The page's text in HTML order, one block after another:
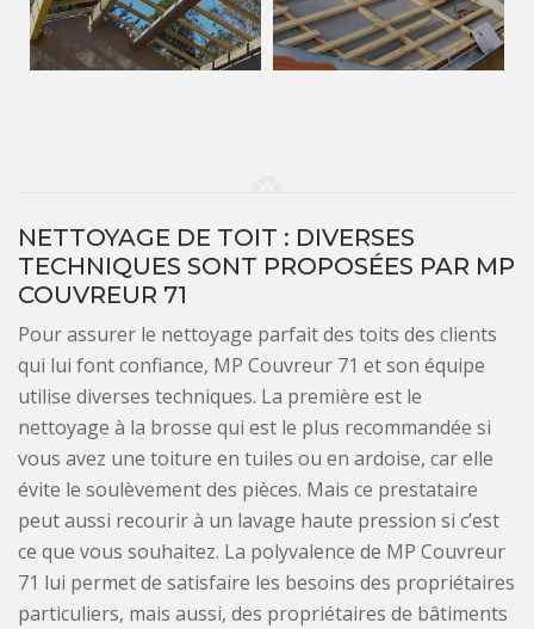
NETTOYAGE DE TOIT : DIVERSES
TECHNIQUES SONT PROPOSÉES PAR MP
COUVREUR 71
Pour assurer le nettoyage parfait des toits des clients
qui lui font confiance, MP Couvreur 71 et son équipe
utilise diverses techniques. La première est le
nettoyage à la brosse qui est le plus recommandée si
vous avez une toiture en tuiles ou en ardoise, car elle
évite le soulèvement des pièces. Mais ce prestataire
peut aussi recourir à un lavage haute pression si c’est
ce que vous souhaitez. La polyvalence de MP Couvreur
71 lui permet de satisfaire les besoins des propriétaires
particuliers, mais aussi, des propriétaires de bâtiments